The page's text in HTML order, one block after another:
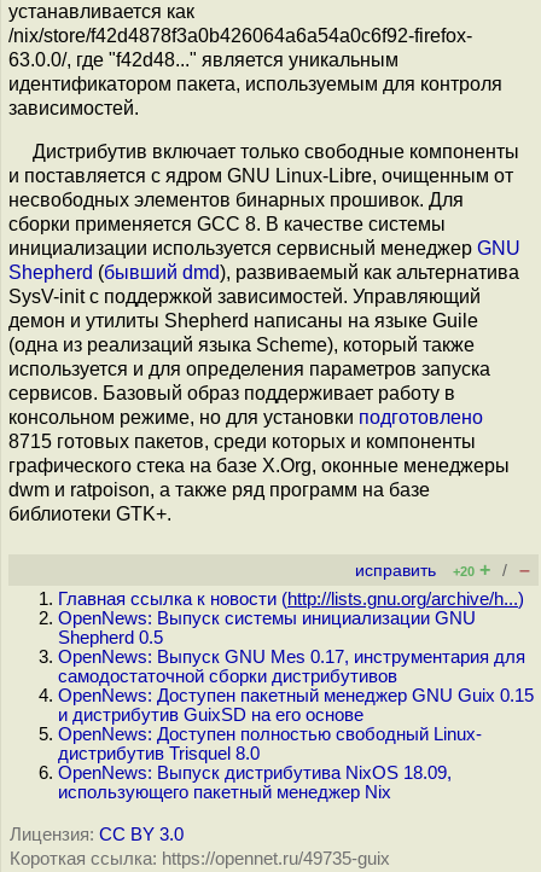
устанавливается как
/nix/store/f42d4878f3a0b426064a6a54a0c6f92-firefox-
63.0.0/, где "f42d48..." является уникальным
идентификатором пакета, используемым для контроля
зависимостей.
Дистрибутив включает только свободные компоненты
и поставляется с ядром GNU Linux-Libre, очищенным от
несвободных элементов бинарных прошивок. Для
сборки применяется GCC 8. В качестве системы
инициализации используется сервисный менеджер GNU
Shepherd (бывший dmd), развиваемый как альтернатива
SysV-init с поддержкой зависимостей. Управляющий
демон и утилиты Shepherd написаны на языке Guile
(одна из реализаций языка Scheme), который также
используется и для определения параметров запуска
сервисов. Базовый образ поддерживает работу в
консольном режиме, но для установки подготовлено
8715 готовых пакетов, среди которых и компоненты
графического стека на базе X.Org, оконные менеджеры
dwm и ratpoison, а также ряд программ на базе
библиотеки GTK+.
исправить +20 + / –
Главная ссылка к новости (http://lists.gnu.org/archive/h...)
OpenNews: Выпуск системы инициализации GNU
Shepherd 0.5
OpenNews: Выпуск GNU Mes 0.17, инструментария для
самодостаточной сборки дистрибутивов
OpenNews: Доступен пакетный менеджер GNU Guix 0.15
и дистрибутив GuixSD на его основе
OpenNews: Доступен полностью свободный Linux-
дистрибутив Trisquel 8.0
OpenNews: Выпуск дистрибутива NixOS 18.09,
использующего пакетный менеджер Nix
Лицензия: CC BY 3.0
Короткая ссылка: https://opennet.ru/49735-guix